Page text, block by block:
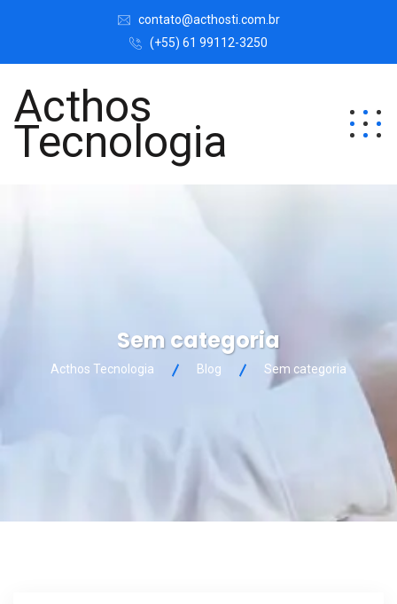
contato@acthosti.com.br
(+55) 61 99112-3250
Acthos
Tecnologia
Sem categoria
Acthos Tecnologia Blog Sem categoria